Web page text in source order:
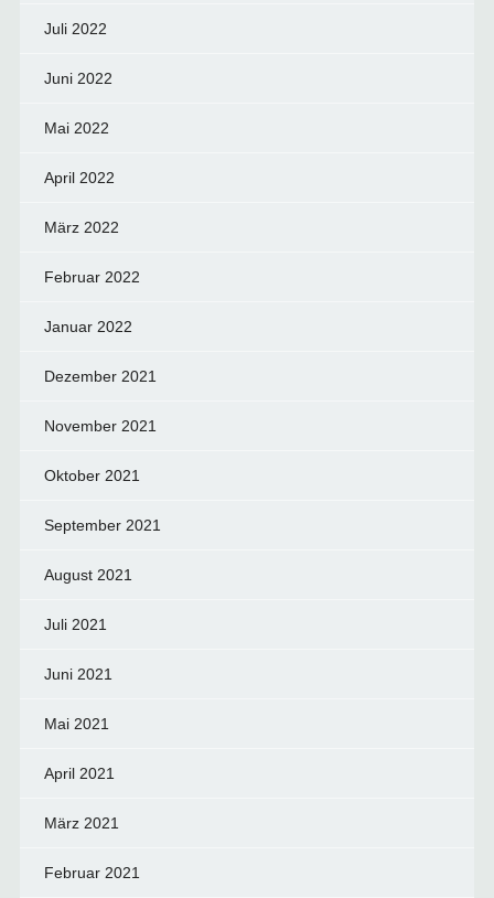
Juli 2022
Juni 2022
Mai 2022
April 2022
März 2022
Februar 2022
Januar 2022
Dezember 2021
November 2021
Oktober 2021
September 2021
August 2021
Juli 2021
Juni 2021
Mai 2021
April 2021
März 2021
Februar 2021